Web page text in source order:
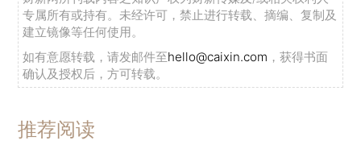
专属所有或持有。未经许可，禁止进行转载、摘编、复制及
建立镜像等任何使用。
如有意愿转载，请发邮件至hello@caixin.com ，获得书面
确认及授权后，方可转载。
推荐阅读